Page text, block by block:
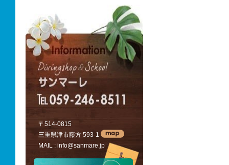
〒514-0815
三重県津市藤方 593-1
MAIL : info@sanmare.jp